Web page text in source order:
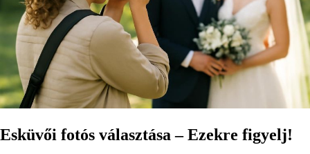
Esküvői fotós választása – Ezekre figyelj!